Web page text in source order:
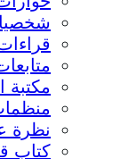
مكتبة
نظرة
كتاب